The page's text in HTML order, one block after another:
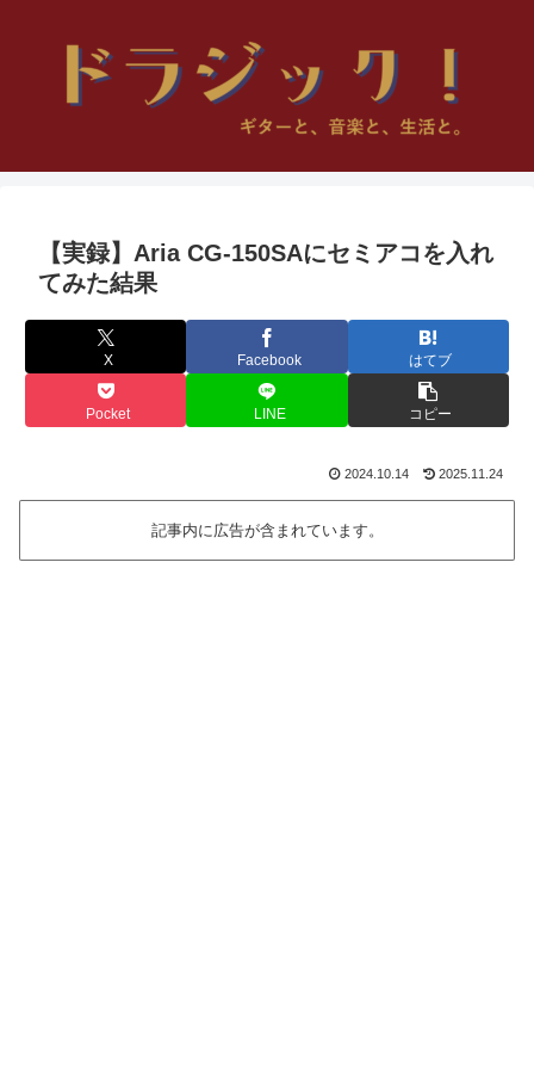
【実録】Aria CG-150SAにセミアコを入れ
てみた結果
X Facebook はてブ
Pocket LINE コピー
2024.10.14 2025.11.24
記事内に広告が含まれています。